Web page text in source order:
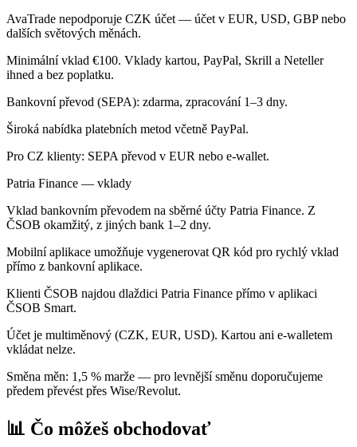
AvaTrade nepodporuje CZK účet — účet v EUR, USD, GBP nebo
dalších světových měnách.
Minimální vklad €100. Vklady kartou, PayPal, Skrill a Neteller
ihned a bez poplatku.
Bankovní převod (SEPA): zdarma, zpracování 1–3 dny.
Široká nabídka platebních metod včetně PayPal.
Pro CZ klienty: SEPA převod v EUR nebo e-wallet.
Patria Finance — vklady
Vklad bankovním převodem na sběrné účty Patria Finance. Z
ČSOB okamžitý, z jiných bank 1–2 dny.
Mobilní aplikace umožňuje vygenerovat QR kód pro rychlý vklad
přímo z bankovní aplikace.
Klienti ČSOB najdou dlaždici Patria Finance přímo v aplikaci
ČSOB Smart.
Účet je multiměnový (CZK, EUR, USD). Kartou ani e-walletem
vkládat nelze.
Směna měn: 1,5 % marže — pro levnější směnu doporučujeme
předem převést přes Wise/Revolut.
📊 Čo môžeš obchodovať